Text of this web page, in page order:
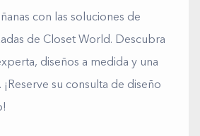
con las soluciones de
de Closet World. Descubra
diseños a medida y una
su consulta de diseño